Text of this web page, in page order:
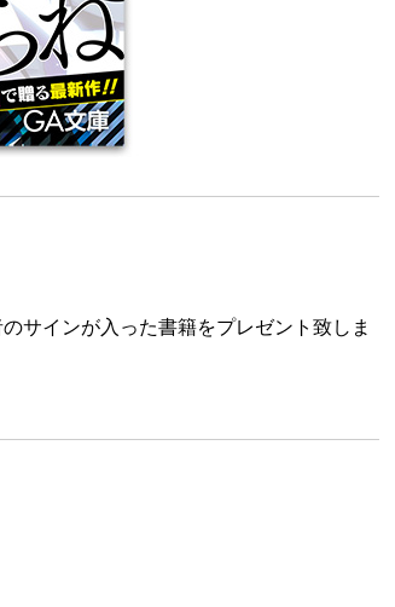
サインが入った書籍をプレゼント致しま